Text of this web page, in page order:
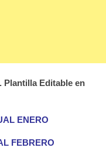
Plantilla Editable en
ENERO
FEBRERO